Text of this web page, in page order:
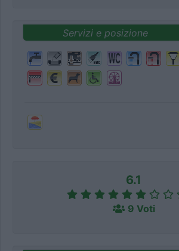
Servizi e posizione
6.1
9 Voti